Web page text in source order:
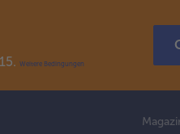
Weitere Bedingungen